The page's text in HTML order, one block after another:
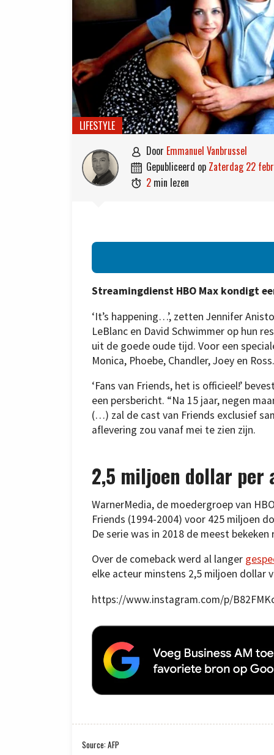
LIFESTYLE
 door Emmanuel Vanbrussel
 gepubliceerd op zaterdag 22
 2 min lezen
Streamingdienst HBO Max kondigt
‘It’s happening…’, zetten Jennifer
LeBlanc en David Schwimmer op hun
uit de goede oude tijd. Voor een
Monica, Phoebe, Chandler, Joey en Ross.
‘Fans van Friends, het is officieel!’
een persbericht. “Na 15 jaar, negen
(…) zal de cast van Friends exclusief
aflevering zou vanaf mei te zien zijn.
2,5 miljoen dollar per
WarnerMedia, de moedergroep van
Friends (1994-2004) voor 425 miljoen
De serie was in 2018 de meest
Over de comeback werd al langer
elke acteur minstens 2,5 miljoen dollar
https://www.instagram.com/p/
Source: AFP